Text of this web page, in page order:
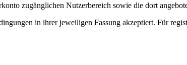
zugänglichen Nutzerbereich sowie die dort
in ihrer jeweiligen Fassung akzeptiert. Für